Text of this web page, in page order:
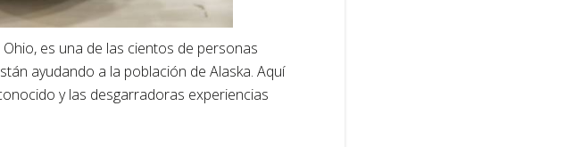
es una de las cientos de personas
ayudando a la población de Alaska. Aquí
y las desgarradoras experiencias